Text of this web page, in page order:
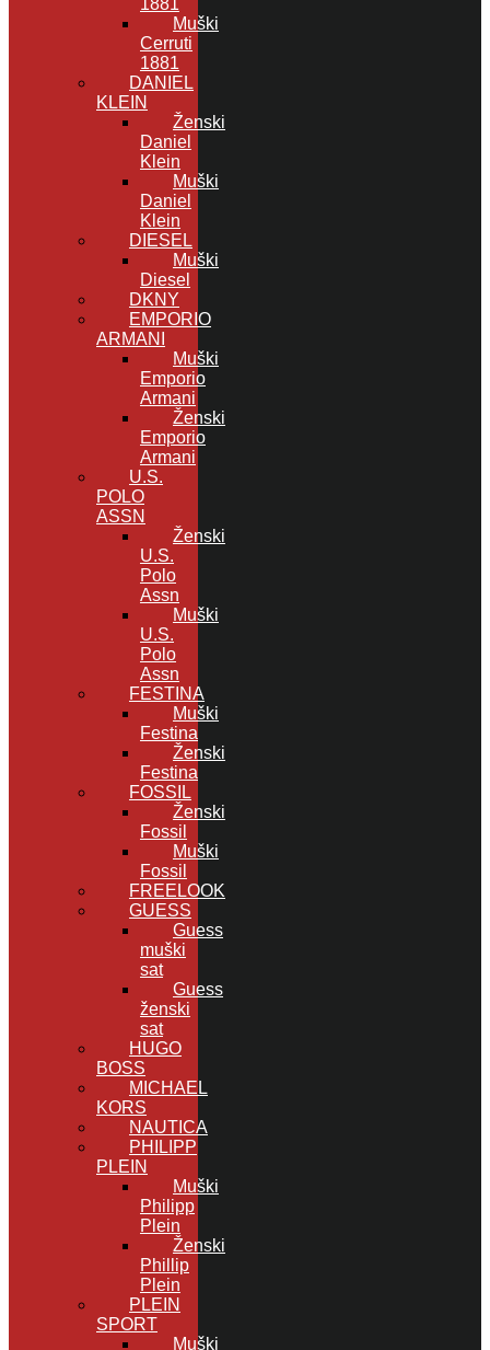
Muški
Cerruti
1881
DANIEL
KLEIN
Ženski
Daniel
Klein
Muški
Daniel
Klein
DIESEL
Muški
Diesel
DKNY
EMPORIO
ARMANI
Muški
Emporio
Armani
Ženski
Emporio
Armani
U.S.
POLO
ASSN
Ženski
U.S.
Polo
Assn
Muški
U.S.
Polo
Assn
FESTINA
Muški
Festina
Ženski
Festina
FOSSIL
Ženski
Fossil
Muški
Fossil
FREELOOK
GUESS
Guess
muški
sat
Guess
ženski
sat
HUGO
BOSS
MICHAEL
KORS
NAUTICA
PHILIPP
PLEIN
Muški
Philipp
Plein
Ženski
Phillip
Plein
PLEIN
SPORT
Muški